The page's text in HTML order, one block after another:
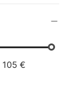
105 €